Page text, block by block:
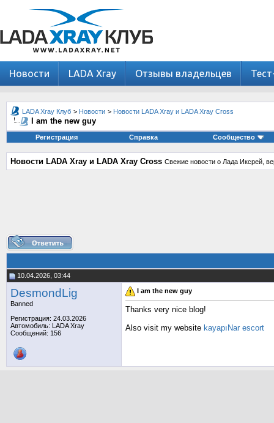
Новости LADA Xray Отзывы владельцев
LADA Xray Клуб > Новости > Новости LADA Xray и LADA Xray Cross
I am the new guy
Регистрация Справка Сообщество
Новости LADA Xray и LADA Xray Cross Свежие новости о Лада Иксрей,
10.04.2026, 03:44
DesmondLig
Banned
Регистрация: 24.03.2026
Автомобиль: LADA Xray
Сообщений: 156
I am the new guy
Thanks very nice blog!
Also visit my website kayapıNar escort